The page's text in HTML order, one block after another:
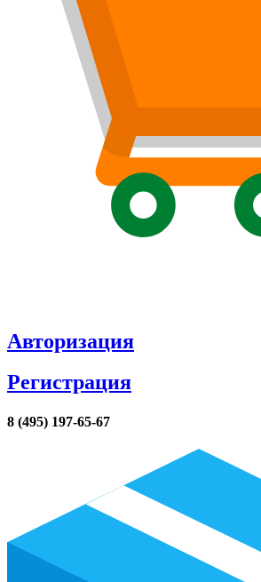
Авторизация
Регистрация
8 (495) 197-65-67